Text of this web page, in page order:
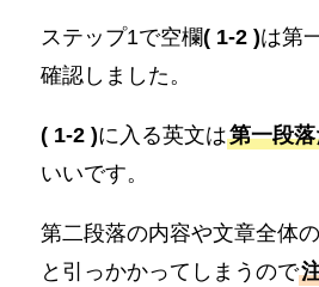
ステップ1で空欄( 1-2 )は第
確認しました。
( 1-2 )に入る英文は第一段
いいです。
第二段落の内容や文章全体
と引っかかってしまうので